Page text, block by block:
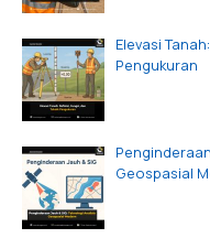
Elevasi
Pengukuran
Geospasial